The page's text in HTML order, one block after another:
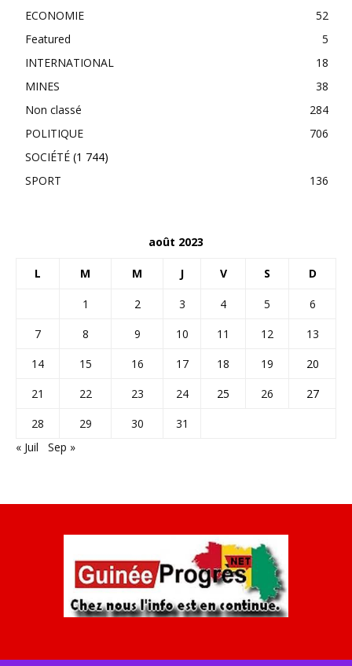
ECONOMIE
52
Featured
5
INTERNATIONAL
18
MINES
38
Non classé
284
POLITIQUE
706
SOCIÉTÉ (1 744)
SPORT
136
août 2023
L M M J V S D
1 2 3 4 5
6
7
8 9 10 11 12
13
14
15 16 17 18 19
20
21
22 23 24 25 26
27
28
29 30
31
« Juil
Sep »